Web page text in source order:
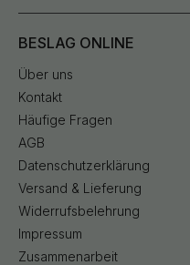
BESLAG ONLINE
Über uns
Kontakt
Häufige Fragen
AGB
Datenschutzerklärung
Versand & Lieferung
Widerrufsbelehrung
Impressum
Zusammenarbeit